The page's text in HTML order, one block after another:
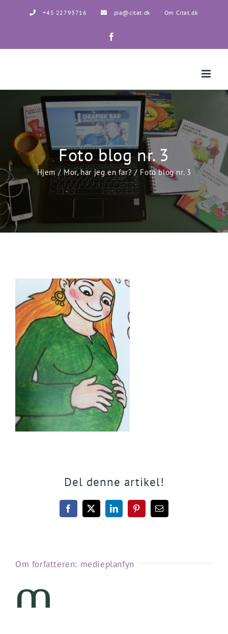
+45 22793716 pia@citat.dk Om Citat.dk
Foto blog nr. 3
Hjem Mor, har jeg en far? Foto blog nr. 3
Del denne artikel!
Facebook
X LinkedInPinterest
E-
Om forfatteren: medieplanfyn